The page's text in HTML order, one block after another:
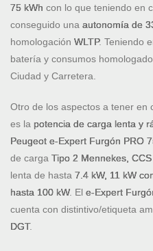
75 kWh con lo que teniendo en
conseguido una autonomía de
homologación WLTP. Teniendo
batería y consumos
Ciudad y Carretera.
Otro de los aspectos a tener en
es la potencia de carga lenta y
Peugeot e-Expert Furgón PRO
de carga Tipo 2 Mennekes,
lenta de hasta 7.4 kW, 11 kW
hasta 100 kW. El e-Expert
cuenta con distintivo/etiqueta
DGT.